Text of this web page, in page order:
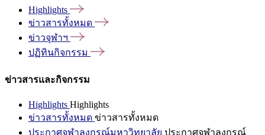
Highlights
ข่าวสารทั้งหมด
ข่าวจุฬาฯ
ปฏิทินกิจกรรม
ข่าวสารและกิจกรรม
Highlights Highlights
ข่าวสารทั้งหมด ข่าวสารทั้งหมด
ประกาศจุฬาลงกรณ์มหาวิทยาลัย ประกาศจุฬาลงกรณ์